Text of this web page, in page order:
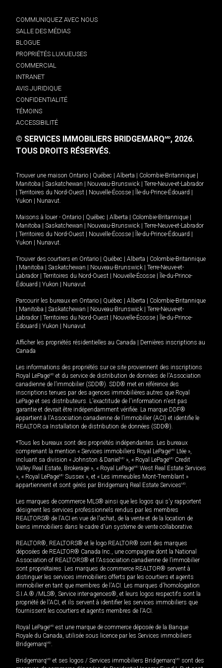
COMMUNIQUEZ AVEC NOUS
SALLE DES MÉDIAS
BLOGUE
PROPRIÉTÉS LUXUEUSES
COMMERCIAL
INTRANET
AVIS JURIDIQUE
CONFIDENTIALITÉ
TÉMOINS
ACCESSIBILITÉ
© SERVICES IMMOBILIERS BRIDGEMARQMD, 2026.
TOUS DROITS RÉSERVÉS.
Trouver une maison Ontario Québec Alberta Colombie-Britannique
Manitoba
Saskatchewan Nouveau-Brunswick
Terre-Neuve-et-Labrador
Territoires du Nord-Ouest Nouvelle-Écosse Île-du-Prince-Édouard
Yukon
Nunavut.
Maisons à louer - Ontario Québec Alberta Colombie-Britannique
Manitoba
Saskatchewan Nouveau-Brunswick
Terre-Neuve-et-Labrador
Territoires du Nord-Ouest Nouvelle-Écosse Île-du-Prince-Édouard
Yukon
Nunavut.
Trouver des courtiers en Ontario Québec Alberta
Colombie-Britannique
Manitoba Saskatchewan Nouveau-Brunswick
Terre-Neuve-et-
Labrador
Territoires du Nord-Ouest Nouvelle-Écosse
Île-du-Prince-
Édouard
Yukon Nunavut
Parcourir les bureaux en Ontario Québec Alberta
Colombie-Britannique
Manitoba Saskatchewan Nouveau-Brunswick
Terre-Neuve-et-
Labrador
Territoires du Nord-Ouest Nouvelle-Écosse
Île-du-Prince-
Édouard
Yukon Nunavut
Afficher les propriétés résidentielles au Canada
Dernières inscriptions au
Canada
Les informations des propriétés sur ce site proviennent des inscriptions
Royal LePageMD et du service de distribution de données de l'Association
canadienne de l’immobilier (SDD®). SDD® met en référence des
inscriptions tenues par des agences immobilières autres que Royal
LePage et ses distributeurs. L'exactitude de l'information n'est pas
garantie et devrait être indépendamment vérifiée. La marque DDF®
appartient à l'Association canadienne de l’immobilier (ACI) et identifie le
REALTOR.ca Installation de distribution de données (SDD®).
*Tous les bureaux sont des propriétés indépendantes. Les bureaux
comprenant la mention « Services immobiliers Royal LePageMD Ltée »,
incluant sa division « Johnston & Daniel MD », « Royal LePageMD Credit
Valley Real Estate, Brokerage », « Royal LePageMD West Real Estate Services
», « Royal LePageMD Sussex », et « Les immeubles Mont-Tremblant »
appartiennent et sont gérés par Bridgemarq Real Estate ServicesMD.
Les marques de commerce MLS® ainsi que les logos qui s'y rapportent
désignent les services professionnels rendus par les membres
REALTORS® de l'ACI en vue de l'achat, de la vente et de la location de
biens immobiliers dans le cadre d'un système de vente collaborative.
REALTOR®, REALTORS® et le logo REALTOR® sont des marques
déposées de REALTOR® Canada Inc., une compagnie dont la National
Association of REALTORS® et l'Association canadienne de l’immobilier
sont propriétaires. Les marques de commerce REALTOR® servent à
distinguer les services immobiliers offerts par les courtiers et agents
immobilier en tant que membres de l'ACI. Les marques d'homologation
S.I.A.® /MLS®, Service inter-agences®, et leurs logos respectifs sont la
propriété de l'ACI, et ils servent à identifier les services immobiliers que
fournissent les courtiers et agents membres de l'ACI.
Royal LePageMD est une marque de commerce déposée de la Banque
Royale du Canada, utilisée sous licence par les Services immobiliers
BridgemarqMD.
BridgemarqMD et ses logos / Services immobiliers BridgemarqMD sont des